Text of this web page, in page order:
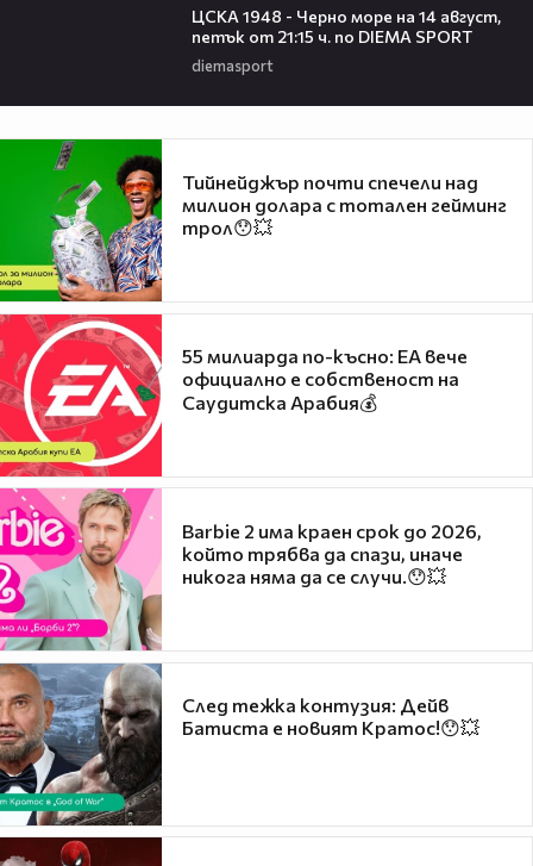
ЦСКА 1948 - Черно море на 14 август,
петък от 21:15 ч. по DIEMA SPORT
diemasport
Тийнейджър почти спечели над
милион долара с тотален гейминг
трол😯💥
55 милиарда по-късно: EA вече
официално е собственост на
Саудитска Арабия💰
Barbie 2 има краен срок до 2026,
който трябва да спази, иначе
никога няма да се случи.😯💥
След тежка контузия: Дейв
Батиста е новият Кратос!😯💥